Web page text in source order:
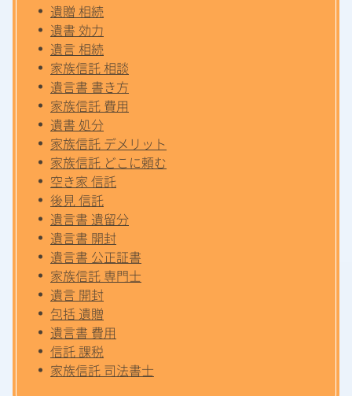
遺贈 相続
遺書 効力
遺言 相続
家族信託 相談
遺言書 書き方
家族信託 費用
遺書 処分
家族信託 デメリット
家族信託 どこに頼む
空き家 信託
後見 信託
遺言書 遺留分
遺言書 開封
遺言書 公正証書
家族信託 専門士
遺言 開封
包括 遺贈
遺言書 費用
信託 課税
家族信託 司法書士